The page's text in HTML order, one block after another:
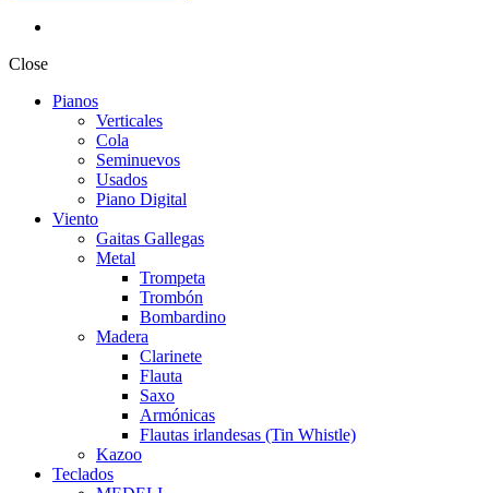
Close
Pianos
Verticales
Cola
Seminuevos
Usados
Piano Digital
Viento
Gaitas Gallegas
Metal
Trompeta
Trombón
Bombardino
Madera
Clarinete
Flauta
Saxo
Armónicas
Flautas irlandesas (Tin Whistle)
Kazoo
Teclados